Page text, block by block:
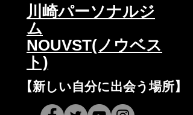
​川崎パーソナルジ
ム
NOUVST(ノウベス
ト)
​​【新しい自分に出会う場所】